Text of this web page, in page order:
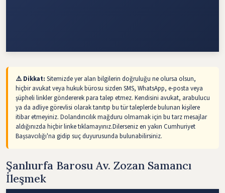
⚠️ Dikkat: Sitemizde yer alan bilgilerin doğruluğu ne olursa olsun,
hiçbir avukat veya hukuk bürosu sizden SMS, WhatsApp, e-posta veya
şüpheli linkler göndererek para talep etmez. Kendisini avukat, arabulucu
ya da adliye görevlisi olarak tanıtıp bu tür taleplerde bulunan kişilere
itibar etmeyiniz. Dolandırıcılık mağduru olmamak için bu tarz mesajlar
aldığınızda hiçbir linke tıklamayınız.Dilerseniz en yakın Cumhuriyet
Başsavcılığı'na gidip suç duyurusunda bulunabilirsiniz.
Şanlıurfa Barosu Av. Zozan Samancı
İleşmek